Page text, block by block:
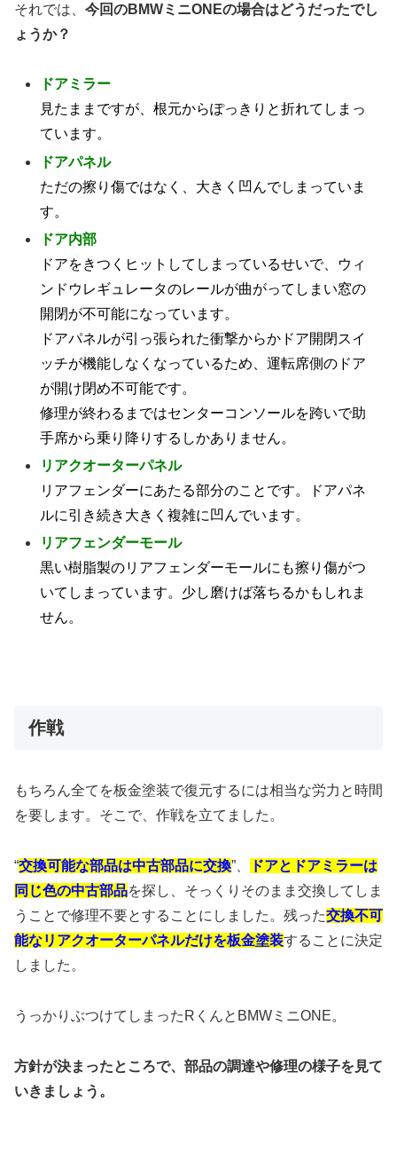
それでは、 今回のBMWミニONEの場合はどうだったでし
ょうか？
ドアミラー
見たままですが、根元からぽっきりと折れてしまっ
ています。
ドアパネル
ただの擦り傷ではなく、大きく凹んでしまっていま
す。
ドア内部
ドアをきつくヒットしてしまっているせいで、ウィ
ンドウレギュレータのレールが曲がってしまい窓の
開閉が不可能になっています。
ドアパネルが引っ張られた衝撃からかドア開閉スイ
ッチが機能しなくなっているため、運転席側のドア
が開け閉め不可能です。
修理が終わるまではセンターコンソールを跨いで助
手席から乗り降りするしかありません。
リアクオーターパネル
リアフェンダーにあたる部分のことです。ドアパネ
ルに引き続き大きく複雑に凹んでいます。
リアフェンダーモール
黒い樹脂製のリアフェンダーモールにも擦り傷がつ
いてしまっています。少し磨けば落ちるかもしれま
せん。
作戦
もちろん全てを板金塗装で復元するには相当な労力と時間
を要します。そこで、作戦を立てました。
“交換可能な部品は中古部品に交換”、
ドアとドアミラーは
同じ色の中古部品を探し、そっくりそのまま交換してしま
うことで修理不要とすることにしました。残った交換不可
能なリアクオーターパネルだけを板金塗装することに決定
しました。
うっかりぶつけてしまったRくんとBMWミニONE。
方針が決まったところで、部品の調達や修理の様子を見て
いきましょう。